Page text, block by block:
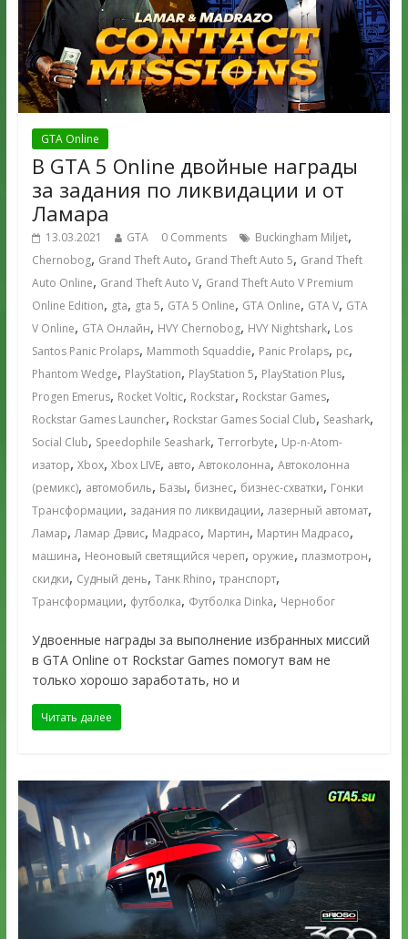
GTA Online
В GTA 5 Online двойные награды
за задания по ликвидации и от
Ламара
13.03.2021 GTA 0 Comments Buckingham Miljet,
Chernobog, Grand Theft Auto, Grand Theft Auto 5, Grand Theft
Auto Online, Grand Theft Auto V, Grand Theft Auto V Premium
Online Edition, gta, gta 5, GTA 5 Online, GTA Online, GTA V, GTA
V Online, GTA Онлайн, HVY Chernobog, HVY Nightshark, Los
Santos Panic Prolaps, Mammoth Squaddie, Panic Prolaps, pc,
Phantom Wedge, PlayStation, PlayStation 5, PlayStation Plus,
Progen Emerus, Rocket Voltic, Rockstar, Rockstar Games,
Rockstar Games Launcher, Rockstar Games Social Club, Seashark,
Social Club, Speedophile Seashark, Terrorbyte, Up-n-Atom-
изатор, Xbox, Xbox LIVE, авто, Автоколонна, Автоколонна
(ремикс), автомобиль, Базы, бизнес, бизнес-схватки, Гонки
Трансформации, задания по ликвидации, лазерный автомат,
Ламар,Ламар Дэвис, Мадрасо, Мартин, Мартин Мадрасо,
машина, Неоновый светящийся череп, оружие, плазмотрон,
скидки, Судный день, Танк Rhino, транспорт,
Трансформации, футболка, Футболка Dinka, Чернобог
Удвоенные награды за выполнение избранных миссий
в GTA Online от Rockstar Games помогут вам не
только хорошо заработать, но и
Читать далее